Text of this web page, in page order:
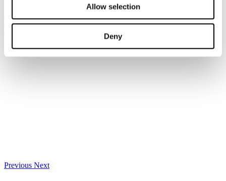
Allow selection
Deny
Risparmia con le nostre convenzioni
Previous Next